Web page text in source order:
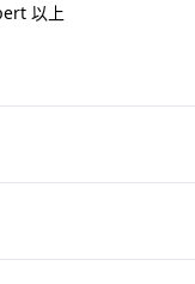
以上